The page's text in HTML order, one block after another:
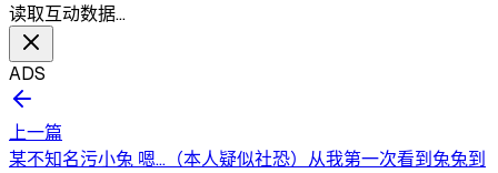
读取互动数据…
ADS
上一篇
某不知名污小兔 嗯...（本人疑似社恐）从我第一次看到兔兔到